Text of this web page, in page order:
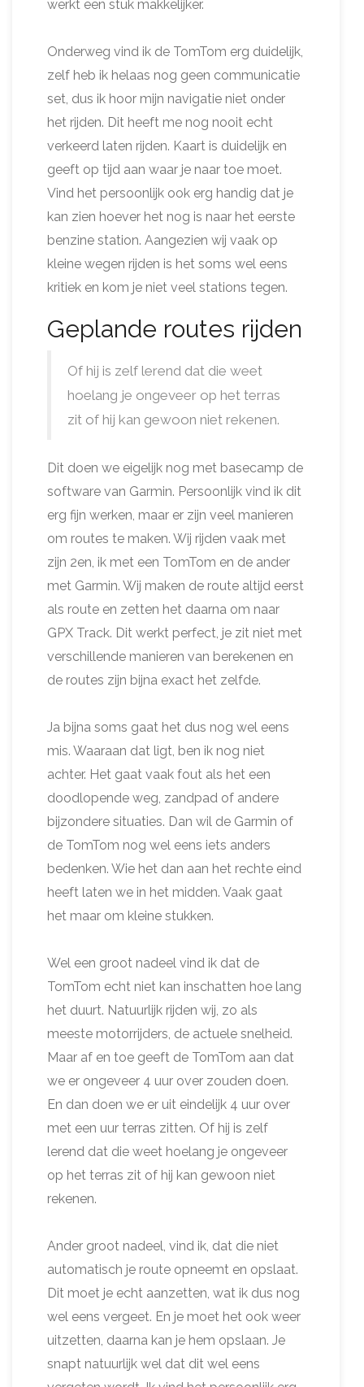
werkt een stuk makkelijker.
Onderweg vind ik de TomTom erg duidelijk,
zelf heb ik helaas nog geen communicatie
set, dus ik hoor mijn navigatie niet onder
het rijden. Dit heeft me nog nooit echt
verkeerd laten rijden. Kaart is duidelijk en
geeft op tijd aan waar je naar toe moet.
Vind het persoonlijk ook erg handig dat je
kan zien hoever het nog is naar het eerste
benzine station. Aangezien wij vaak op
kleine wegen rijden is het soms wel eens
kritiek en kom je niet veel stations tegen.
Geplande routes rijden
Of hij is zelf lerend dat die weet
hoelang je ongeveer op het terras
zit of hij kan gewoon niet rekenen.
Dit doen we eigelijk nog met basecamp de
software van Garmin. Persoonlijk vind ik dit
erg fijn werken, maar er zijn veel manieren
om routes te maken. Wij rijden vaak met
zijn 2en, ik met een TomTom en de ander
met Garmin. Wij maken de route altijd eerst
als route en zetten het daarna om naar
GPX Track. Dit werkt perfect, je zit niet met
verschillende manieren van berekenen en
de routes zijn bijna exact het zelfde.
Ja bijna soms gaat het dus nog wel eens
mis. Waaraan dat ligt, ben ik nog niet
achter. Het gaat vaak fout als het een
doodlopende weg, zandpad of andere
bijzondere situaties. Dan wil de Garmin of
de TomTom nog wel eens iets anders
bedenken. Wie het dan aan het rechte eind
heeft laten we in het midden. Vaak gaat
het maar om kleine stukken.
Wel een groot nadeel vind ik dat de
TomTom echt niet kan inschatten hoe lang
het duurt. Natuurlijk rijden wij, zo als
meeste motorrijders, de actuele snelheid.
Maar af en toe geeft de TomTom aan dat
we er ongeveer 4 uur over zouden doen.
En dan doen we er uit eindelijk 4 uur over
met een uur terras zitten. Of hij is zelf
lerend dat die weet hoelang je ongeveer
op het terras zit of hij kan gewoon niet
rekenen.
Ander groot nadeel, vind ik, dat die niet
automatisch je route opneemt en opslaat.
Dit moet je echt aanzetten, wat ik dus nog
wel eens vergeet. En je moet het ook weer
uitzetten, daarna kan je hem opslaan. Je
snapt natuurlijk wel dat dit wel eens